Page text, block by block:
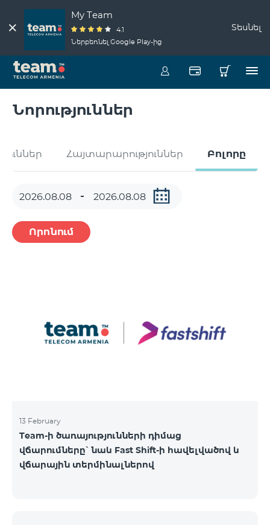
My Team
4.1
Ներբեռնել Google Play-ից
Տեսնել
Նորություններ
Հայտարարություններ Բոլորը
Որոնում
13 February
Team-ի ծառայությունների դիմաց
վճարումները՝ նաև Fast Shift-ի հավելվածով և
վճարային տերմինալներով